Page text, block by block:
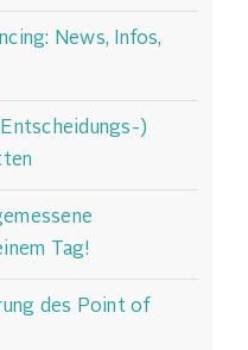
News, Infos,
)
Tag!
des Point of